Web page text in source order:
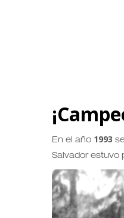
En el año 1993
Salvador estuvo